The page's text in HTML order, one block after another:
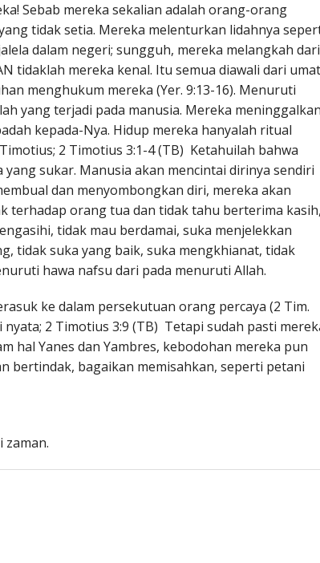
Sebab mereka sekalian adalah orang-orang
tidak setia. Mereka melenturkan lidahnya
dalam negeri; sungguh, mereka melangkah dari
tidaklah mereka kenal. Itu semua diawali dari umat
menghukum mereka (Yer. 9:13-16). Menuruti
yang terjadi pada manusia. Mereka
kepada-Nya. Hidup mereka hanyalah ritual
2 Timotius 3:1-4 (TB) Ketahuilah bahwa
sukar. Manusia akan mencintai dirinya sendiri
dan menyombongkan diri, mereka akan
terhadap orang tua dan tidak tahu berterima
tidak mau berdamai, suka menjelekkan
tidak suka yang baik, suka mengkhianat, tidak
hawa nafsu dari pada menuruti Allah.
ke dalam persekutuan orang percaya (2 Tim.
2 Timotius 3:9 (TB) Tetapi sudah pasti
hal Yanes dan Yambres, kebodohan mereka pun
bertindak, bagaikan memisahkan, seperti petani
zaman.